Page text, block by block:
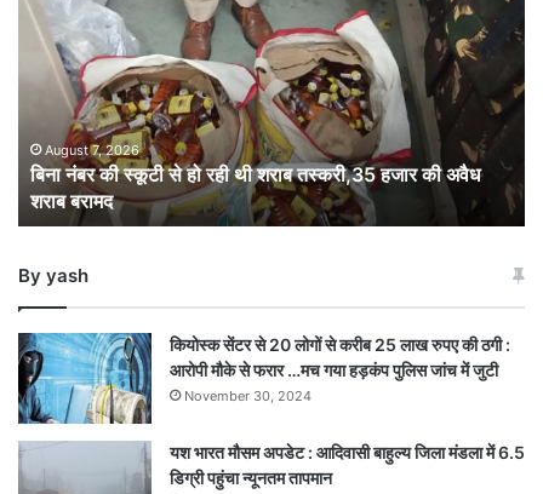
की
स्कूटी
थी
शराब
तस्करी,35
हजार
अवैध
शराब
August 7, 2026
बिना नंबर की स्कूटी से हो रही थी शराब तस्करी,35 हजार की अवैध
शराब बरामद
By yash
कियोस्क सेंटर से 20 लोगों से करीब 25 लाख रुपए की ठगी :
आरोपी मौके से फरार …मच गया हड़कंप पुलिस जांच में जुटी
November 30, 2024
यश भारत मौसम अपडेट : आदिवासी बाहुल्य जिला मंडला में 6.5
डिग्री पहुंचा न्यूनतम तापमान